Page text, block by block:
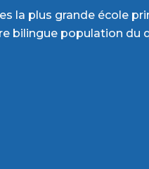
la plus grande école
bilingue population du